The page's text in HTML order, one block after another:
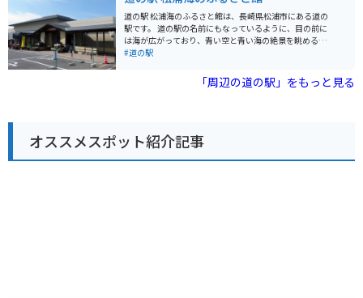
たりです。 バイクで訪れる場合は、道の駅に広い駐車場
が完備されているので安心です。九十九島の景色を楽し
みながらのツーリングの休憩地点としても最適です。佐
世保市内や周辺の観光スポットへのアクセスも良いの
道の駅 松浦海のふるさと館は、長崎県松浦市にある道の
駅です。 道の駅の名前にもなっているように、目の前に
は海が広がっており、青い空と青い海の絶景を眺めるこ
とができます。新鮮な魚介類が購入できる市場や、松浦
場が完備されているので安心です。周辺には、リアス式
で購入した新鮮な魚介類をその場で味わうのも良いです
し、お土産に持ち帰るのも良いでしょう。また、松浦焼
という伝統工芸品も有名です。
#道の駅
「周辺の道の駅」をもっと見る
オススメスポット紹介記事